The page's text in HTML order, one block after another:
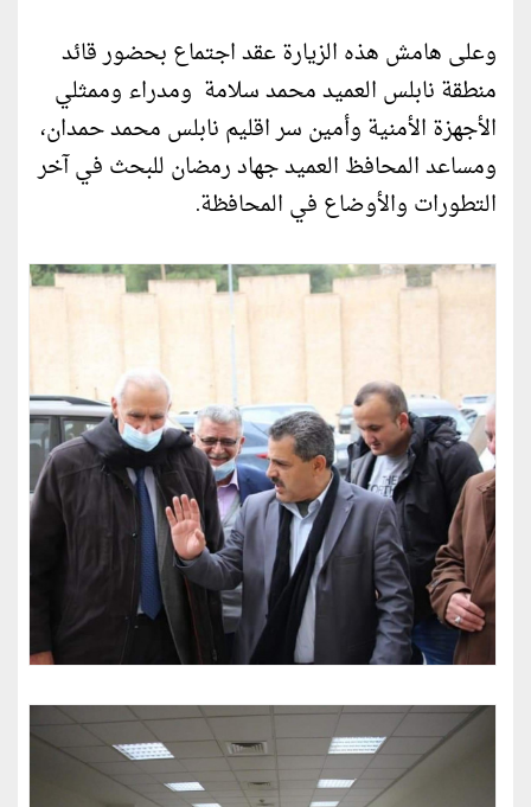
وعلى هامش هذه الزيارة عقد اجتماع بحضور قائد
منطقة نابلس العميد محمد سلامة ومدراء وممثلي
الأجهزة الأمنية وأمين سر اقليم نابلس محمد حمدان،
ومساعد المحافظ العميد جهاد رمضان للبحث في آخر
التطورات والأوضاع في المحافظة.